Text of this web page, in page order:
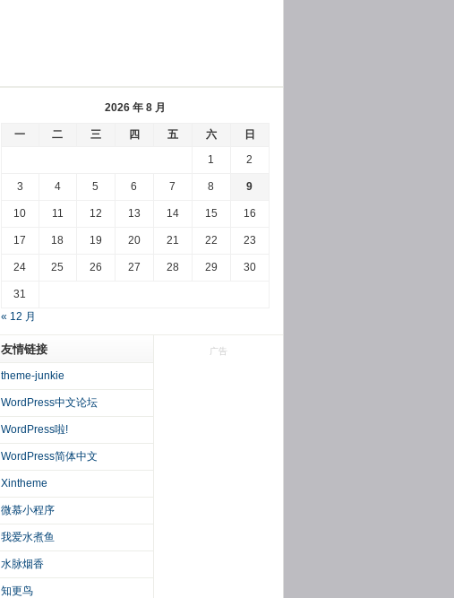
2026 年 8 月
一 二 三 四 五 六
日
1
2
3 4 5 6 7 8 9
10 11 12 13 14 15 16
17 18 19 20 21 22 23
24 25 26 27 28 29 30
31
« 12 月
友情链接
theme-junkie
WordPress中文论坛
WordPress啦!
WordPress简体中文
Xintheme
微慕小程序
我爱水煮鱼
水脉烟香
知更鸟
广告